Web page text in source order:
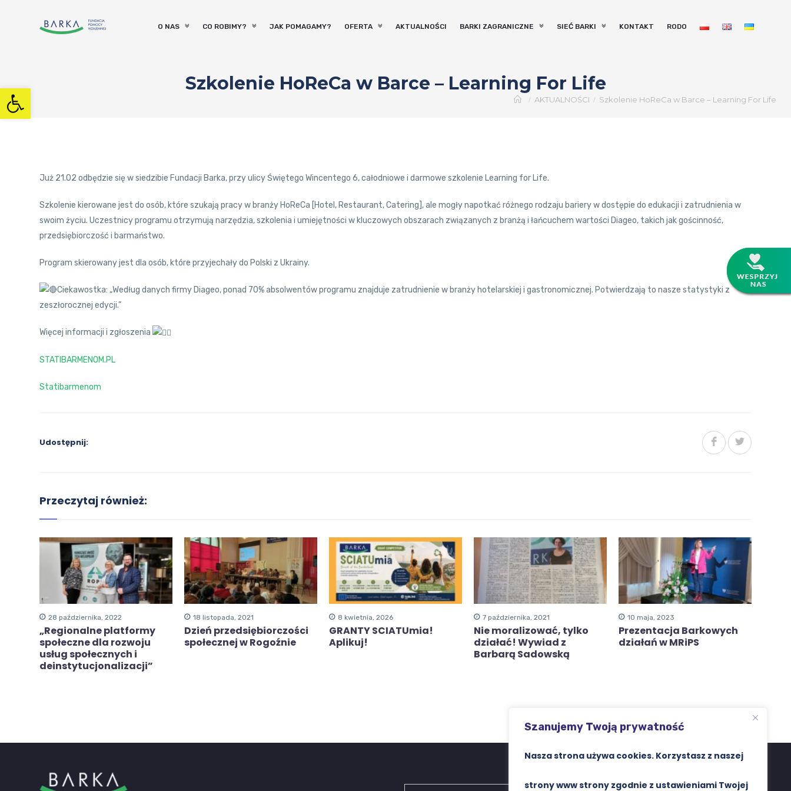
Otwórz pasek narzędzi
Szanujemy Twoją prywatność
Nasza strona używa cookies. Korzystasz z naszej
strony www strony zgodnie z ustawieniami Twojej
O NAS CO ROBIMY? JAK POMAGAMY? OFERTA AKTUALNOŚCI BARKI ZAGRANICZNE SIEĆ BARKI KONTAKT RODO
Szkolenie HoReCa w Barce – Learning For Life
AKTUALNOŚCI Szkolenie HoReCa w Barce – Learning For Life
Już 21.02 odbędzie się w siedzibie Fundacji Barka, przy ulicy Świętego Wincentego 6, całodniowe i darmowe szkolenie Learning for Life.
Szkolenie kierowane jest do osób, które szukają pracy w branży HoReCa [Hotel, Restaurant, Catering], ale mogły napotkać różnego rodzaju bariery w dostępie do edukacji i zatrudnienia w
swoim życiu. Uczestnicy programu otrzymują narzędzia, szkolenia i umiejętności w kluczowych obszarach związanych z branżą i łańcuchem wartości Diageo, takichjak gościnność,
przedsiębiorczość i barmaństwo.
Program skierowany jest dla osób, które przyjechały do Polski z Ukrainy.
Ciekawostka: „Według danych firmy Diageo, ponad 70% absolwentów programu znajduje zatrudnienie w branży hotelarskiej i gastronomicznej. Potwierdzają to nasze statystyki z
zeszłorocznej edycji.”
Więcej informacji i zgłoszenia
STATIBARMENOM.PL
Statibarmenom
Udostępnij:
Przeczytaj również:
28 października, 2022
„Regionalne platformy
społeczne dla rozwoju
usług społecznych i
deinstytucjonalizacji”
18 listopada, 2021
Dzień przedsiębiorczości
społecznej w Rogoźnie
8 kwietnia, 2026
GRANTY SCIATUmia!
Aplikuj!
7 października, 2021
Nie moralizować, tylko
działać! Wywiad z
Barbarą Sadowską
10 maja, 2023
Prezentacja Barkowych
działań w MRiPS
Search
Search Button